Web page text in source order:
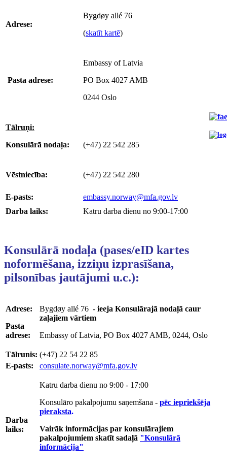
Adrese:
Bygdøy allé 76
(skatīt kartē)
Pasta adrese:
Embassy of Latvia
PO Box 4027 AMB
0244 Oslo
Tālruņi:
Konsulārā nodaļa: (+47) 22 542 285
Vēstniecība: (+47) 22 542 280
E-pasts:
embassy.norway@mfa.gov.lv
Darba laiks:
Katru darba dienu no 9:00-17:00
Konsulārā nodaļa (pases/eID kartes
noformēšana, izziņu izprasīšana,
pilsonības jautājumi u.c.):
Adrese:
Pasta
adrese:
Bygdøy allé 76 - ieeja Konsulārajā nodaļā caur
zaļajiem vārtiem
Embassy of Latvia, PO Box 4027 AMB, 0244, Oslo
Tālrunis: (+47) 22 54 22 85
E-pasts:
consulate.norway@mfa.gov.lv
Darba
laiks:
Katru darba dienu no 9:00 - 17:00
Konsulāro pakalpojumu saņemšana - pēc iepriekšēja
pieraksta.
Vairāk informācijas par konsulārajiem
pakalpojumiem skatīt sadaļā "Konsulārā
informācija"